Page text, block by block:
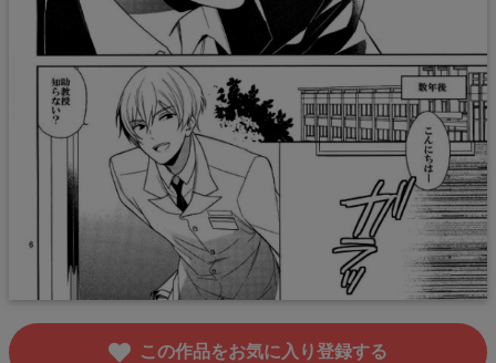
この作品をお気に入り登録する